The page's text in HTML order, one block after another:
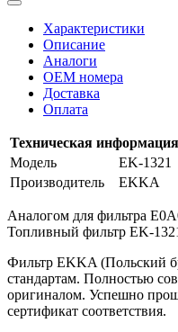
Характеристики
Описание
Аналоги
OEM номера
Доставка
Оплата
Техническая информация
Модель
EK-1321
Производитель
EKKA
Аналогом для фильтра
Топливный фильтр EK-
Фильтр EKKA (Польский
стандартам. Полностью
оригиналом. Успешно
сертификат соответствия.